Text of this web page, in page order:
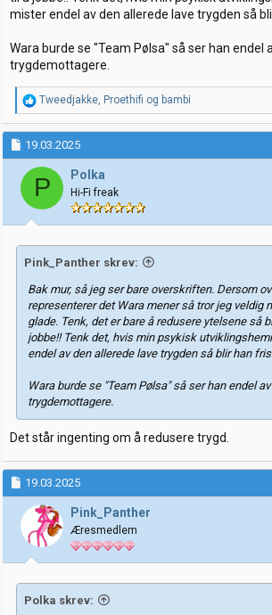
mister endel av den allerede lave trygden så
Wara burde se "Team Pølsa" så ser han endel
trygdemottagere.
R
e
a
k
s
j
o
e
r
Tweedjakke, Proethifi og bambi
19.03.2025
P Polka
Hi-Fi freak
Pink_Panther skrev:
Bak mur, så jeg ser bare overskriften. Dersom
representerer det Wara mener så tror jeg veldig
glade. Tenk, det er bare å redusere ytelsene så
jobbe!! Tenk det, hvis min psykisk
endel av den allerede lave trygden så blir han
Wara burde se "Team Pølsa" så ser han endel
trygdemottagere.
Det står ingenting om å redusere trygd.
19.03.2025
Pink_Panther
Æresmedlem
Polka skrev: